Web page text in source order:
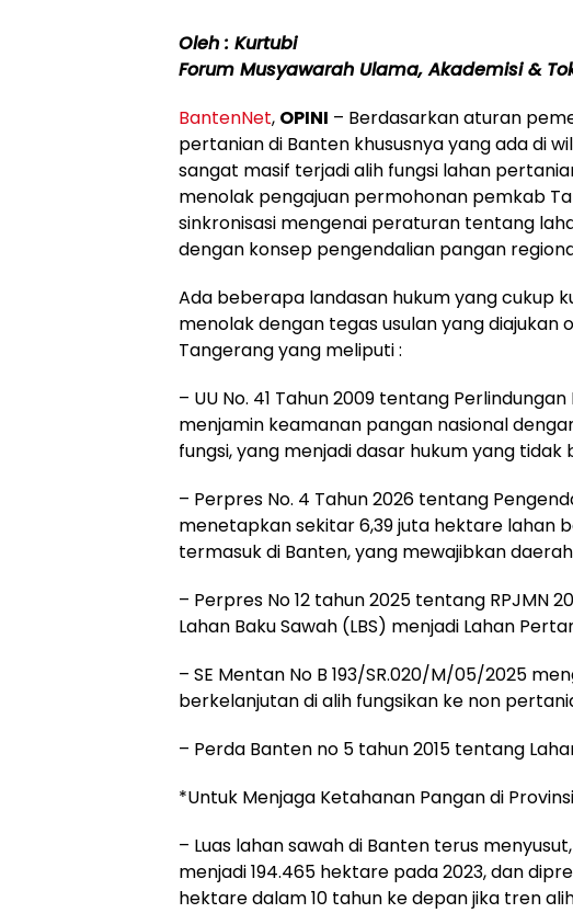
Oleh : Kurtubi
Forum Musyawarah Ulama, Akademisi &
BantenNet, OPINI – Berdasarkan aturan
pertanian di Banten khususnya yang ada di
sangat masif terjadi alih fungsi lahan
menolak pengajuan permohonan pemkab
sinkronisasi mengenai peraturan tentang
dengan konsep pengendalian pangan
Ada beberapa landasan hukum yang cukup
menolak dengan tegas usulan yang
Tangerang yang meliputi :
– UU No. 41 Tahun 2009 tentang
menjamin keamanan pangan nasional
fungsi, yang menjadi dasar hukum yang tidak
– Perpres No. 4 Tahun 2026 tentang
menetapkan sekitar 6,39 juta hektare lahan
termasuk di Banten, yang mewajibkan
– Perpres No 12 tahun 2025 tentang RPJMN
Lahan Baku Sawah (LBS) menjadi Lahan
– SE Mentan No B 193/SR.020/M/05/2025
berkelanjutan di alih fungsikan ke non
– Perda Banten no 5 tahun 2015 tentang
*Untuk Menjaga Ketahanan Pangan di
– Luas lahan sawah di Banten terus
menjadi 194.465 hektare pada 2023, dan
hektare dalam 10 tahun ke depan jika tren